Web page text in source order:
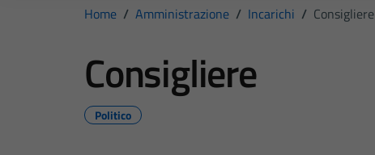
Home / Amministrazione / Incarichi / Consigliere
Consigliere
Politico